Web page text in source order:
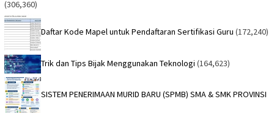
(306,360)
Daftar Kode Mapel untuk Pendaftaran Sertifikasi Guru (172,240)
Trik dan Tips Bijak Menggunakan Teknologi (164,623)
SISTEM PENERIMAAN MURID BARU (SPMB) SMA & SMK PROVINSI